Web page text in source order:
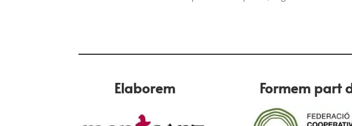
Elaborem Formem part